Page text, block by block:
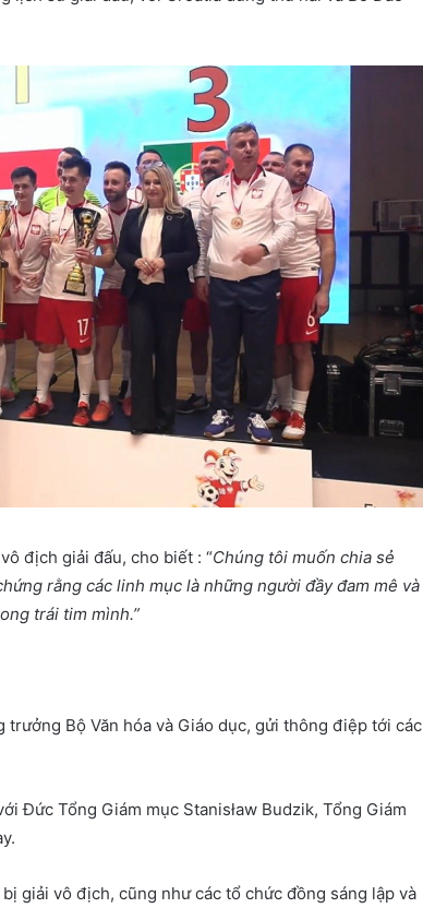
địch giải đấu, cho biết : “Chúng tôi muốn chia sẻ
rằng các linh mục là những người đầy đam mê và
trái tim mình.”
Bộ Văn hóa và Giáo dục, gửi thông điệp tới các
Đức Tổng Giám mục Stanisław Budzik, Tổng Giám
giải vô địch, cũng như các tổ chức đồng sáng lập và